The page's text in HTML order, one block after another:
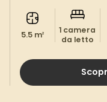
5.5 m²
1 camera
da letto